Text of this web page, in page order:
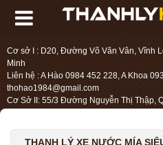
Cơ sở I : D20, Đường Võ Văn Vân, Vĩnh
Minh
Liên hệ : A Hào 0984 452 228, A Khoa
thohao1984@gmail.com
Cơ Sở II: 55/3 Đường Nguyễn Thị Thập,
THANH LÝ XE NƯỚC MÍA